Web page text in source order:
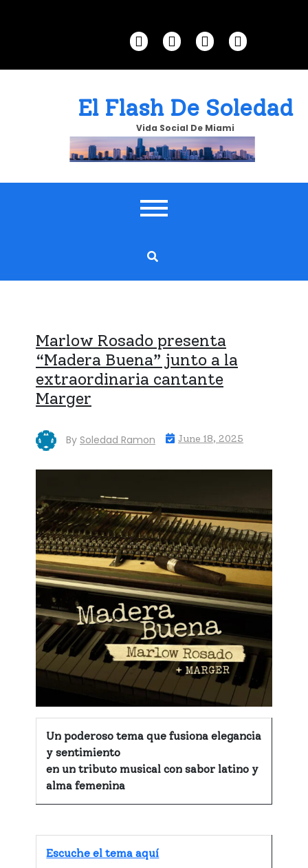
El Flash De Soledad
Vida Social De Miami
Marlow Rosado presenta
“Madera Buena” junto a la
extraordinaria cantante
Marger
By Soledad Ramon June 18, 2025
Un poderoso tema que fusiona elegancia
y sentimiento
en un tributo musical con sabor latino y
alma femenina
Escuche el tema aquí